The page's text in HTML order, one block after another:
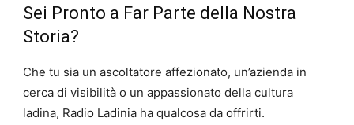
Sei Pronto a Far Parte della Nostra
Storia?
Che tu sia un ascoltatore affezionato, un’azienda in
cerca di visibilità o un appassionato della cultura
ladina, Radio Ladinia ha qualcosa da offrirti.